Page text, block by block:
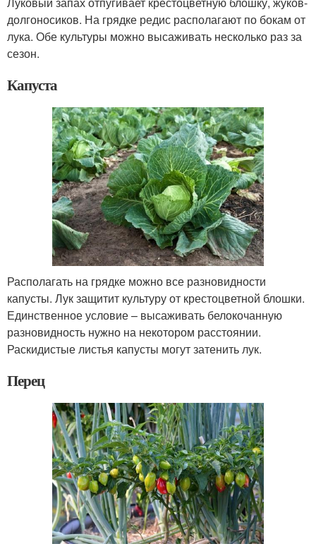
долгоносиков. На грядке редис располагают по бокам от
лука. Обе культуры можно высаживать несколько раз за
сезон.
Капуста
Располагать на грядке можно все разновидности
капусты. Лук защитит культуру от крестоцветной блошки.
Единственное условие – высаживать белокочанную
разновидность нужно на некотором расстоянии.
Раскидистые листья капусты могут затенить лук.
Перец